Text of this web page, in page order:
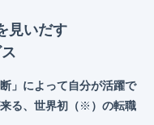
見いだす
断」によって自分が活躍で
る、世界初（※ ）の転職